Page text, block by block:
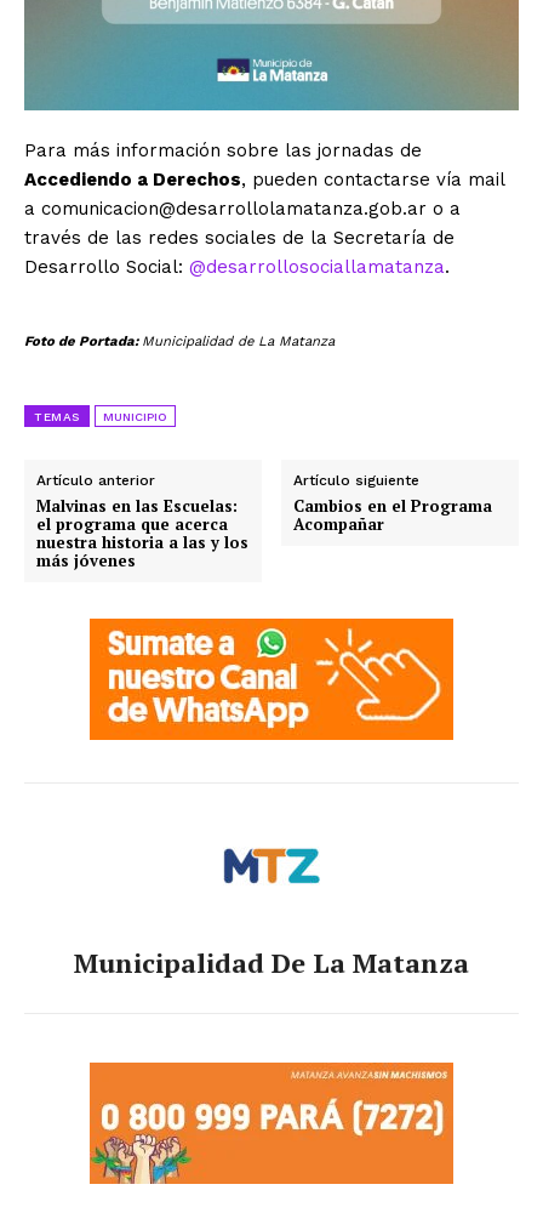
Para más información sobre las jornadas de
Accediendo a Derechos, pueden contactarse vía mail
a comunicacion@desarrollolamatanza.gob.ar o a
través de las redes sociales de la Secretaría de
Desarrollo Social: @desarrollosociallamatanza.
Foto de Portada: Municipalidad de La Matanza
TEMAS MUNICIPIO
Artículo anterior
Malvinas en las Escuelas:
el programa que acerca
nuestra historia a las y los
más jóvenes
Artículo siguiente
Cambios en el Programa
Acompañar
Municipalidad De La Matanza